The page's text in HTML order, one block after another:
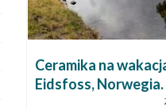
Ceramika na
Eidsfoss, Norwegia.